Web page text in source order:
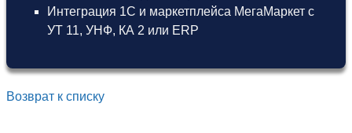
Интеграция 1С и маркетплейса МегаМаркет с
УТ 11, УНФ, КА 2 или ERP
Возврат к списку